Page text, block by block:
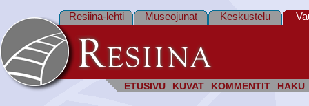
ETUSIVU KUVAT KOMMENTIT HAKU
Resiina-lehti Museojunat Keskustelu